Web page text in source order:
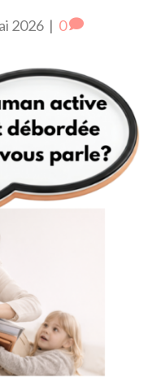
2026 | 0